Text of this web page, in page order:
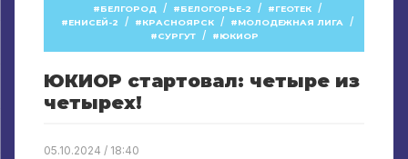
БЕЛГОРОД / БЕЛОГОРЬЕ-2 / ГЕОТЕК /
ЕНИСЕЙ-2 / КРАСНОЯРСК / МОЛОДЕЖНАЯ ЛИГА /
СУРГУТ / ЮКИОР
ЮКИОР стартовал: четыре из
четырех!
05.10.2024 / 18:40